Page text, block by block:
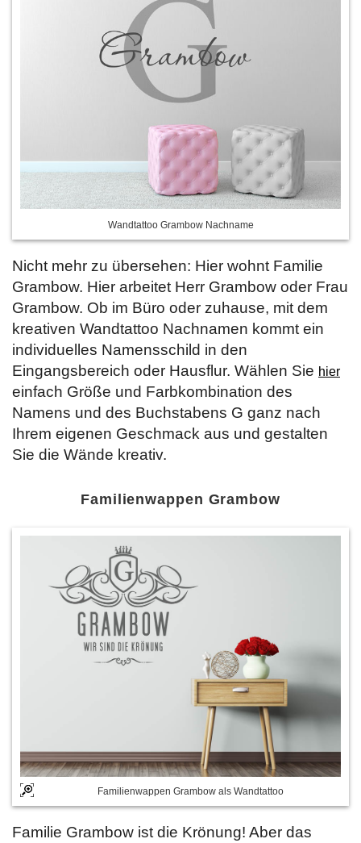
Wandtattoo Grambow Nachname
Nicht mehr zu übersehen: Hier wohnt Familie
Grambow. Hier arbeitet Herr Grambow oder Frau
Grambow. Ob im Büro oder zuhause, mit dem
kreativen Wandtattoo Nachnamen kommt ein
individuelles Namensschild in den
Eingangsbereich oder Hausflur. Wählen Sie hier
einfach Größe und Farbkombination des
Namens und des Buchstabens G ganz nach
Ihrem eigenen Geschmack aus und gestalten
Sie die Wände kreativ.
Familienwappen Grambow
Familienwappen Grambow als Wandtattoo
Familie Grambow ist die Krönung! Aber das